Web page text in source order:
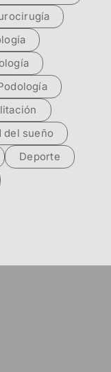
del sueño
Deporte